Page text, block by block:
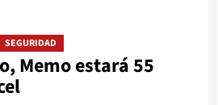
SEGURIDAD
Memo estará 55